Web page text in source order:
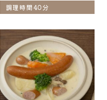
調理時間40分